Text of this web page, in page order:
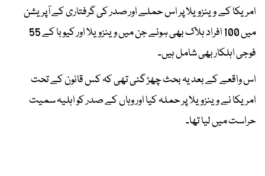
امریکا کے وینزویلا پر اس حملے اور صدر کی گرفتاری کے آپریشن
میں 100 افراد ہلاک بھی ہوئے جن میں وینزویلا اور کیوبا کے 55
فوجی اہلکار بھی شامل ہیں۔
اس واقعے کے بعد یہ بحث چھڑ گئی تھی کہ کس قانون کے تحت
امریکا نے وینزویلا پر حملہ کیا اور وہاں کے صدر کو اہلیہ سمیت
حراست میں لیا تھا۔